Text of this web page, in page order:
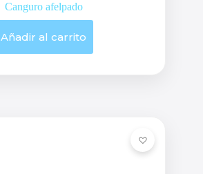
Canguro afelpado
Añadir al carrito